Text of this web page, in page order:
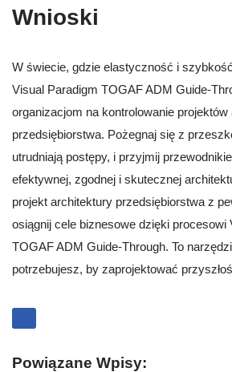
Wnioski
W świecie, gdzie elastyczność i
Visual Paradigm TOGAF ADM Guide-
organizacjom na kontrolowanie
przedsiębiorstwa. Pożegnaj się z
utrudniają postępy, i przyjmij
efektywnej, zgodnej i skutecznej
projekt architektury przedsiębiorstwa z
osiągnij cele biznesowe dzięki procesowi
TOGAF ADM Guide-Through. To
potrzebujesz, by zaprojektować
Powiązane Wpisy: